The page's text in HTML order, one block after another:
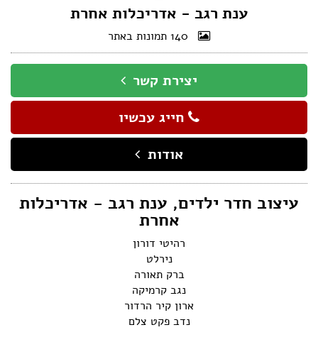
ענת רגב - אדריכלות אחרת
140 תמונות באתר
יצירת קשר
חייג עכשיו
אודות
עיצוב חדר ילדים, ענת רגב - אדריכלות
אחרת
רהיטי דורון
נירלט
ברק תאורה
נגב קרמיקה
ארון קיר הרדור
נדב פקט צלם
התאמה לכבדי ראיה
תצוגה רגילה
הדגשת קישורים
Aא Aא Aא
הצהרת נגישות